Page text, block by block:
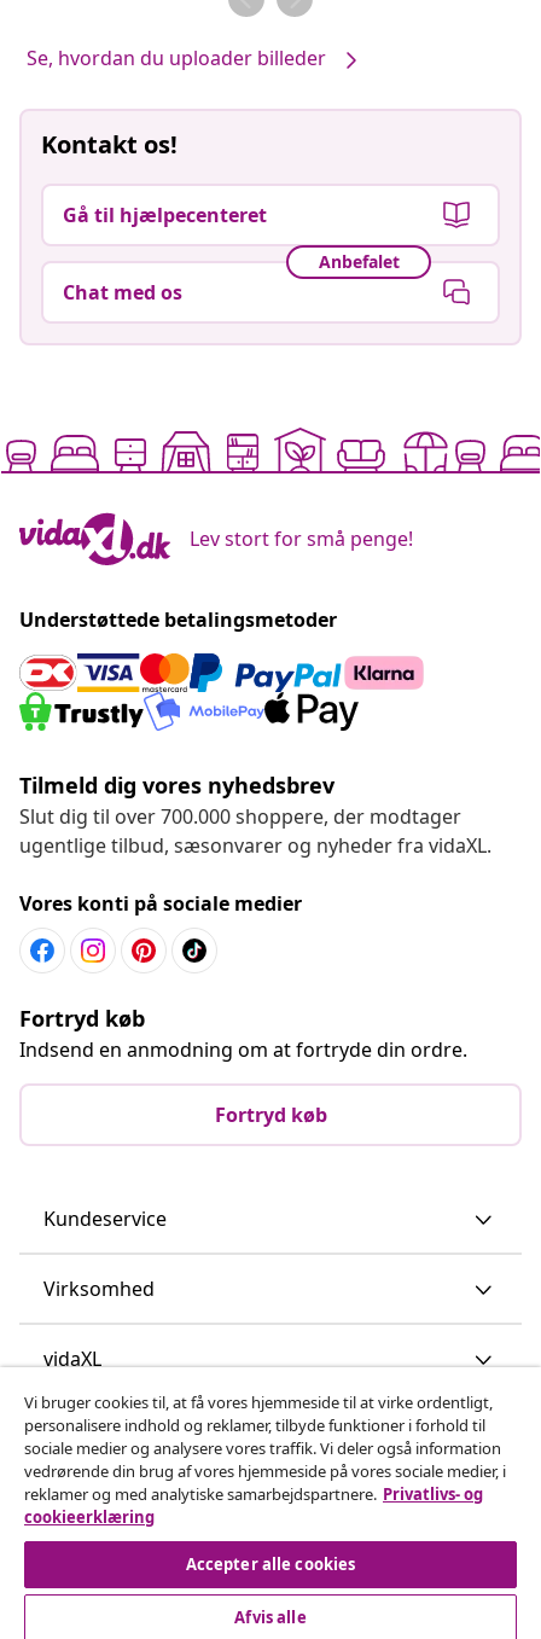
Se, hvordan du uploader billeder
Kontakt os!
Gå til hjælpecenteret
Anbefalet
Chat med os
Lev stort for små penge!
Understøttede betalingsmetoder
Tilmeld dig vores nyhedsbrev
Slut dig til over 700.000 shoppere, der modtager
ugentlige tilbud, sæsonvarer og nyheder fra vidaXL.
Vores konti på sociale medier
Fortryd køb
Indsend en anmodning om at fortryde din ordre.
Fortryd køb
Kundeservice
Virksomhed
vidaXL
Opdag mere
© 2008-2026 www.vidaxl.dk er et website under vidaXL
Vi bruger cookies til, at få vores hjemmeside til at virke ordentligt,
personalisere indhold og reklamer, tilbyde funktioner i forhold til
sociale medier og analysere vores traffik. Vi deler også information
vedrørende din brug af vores hjemmeside på vores sociale medier, i
reklamer og med analytiske samarbejdspartnere. Privatlivs- og
cookieerklæring
Accepter alle cookies
Afvis alle